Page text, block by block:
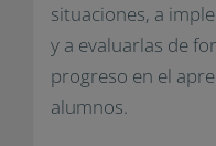
situaciones, a
y a evaluarlas de
progreso en el
alumnos.